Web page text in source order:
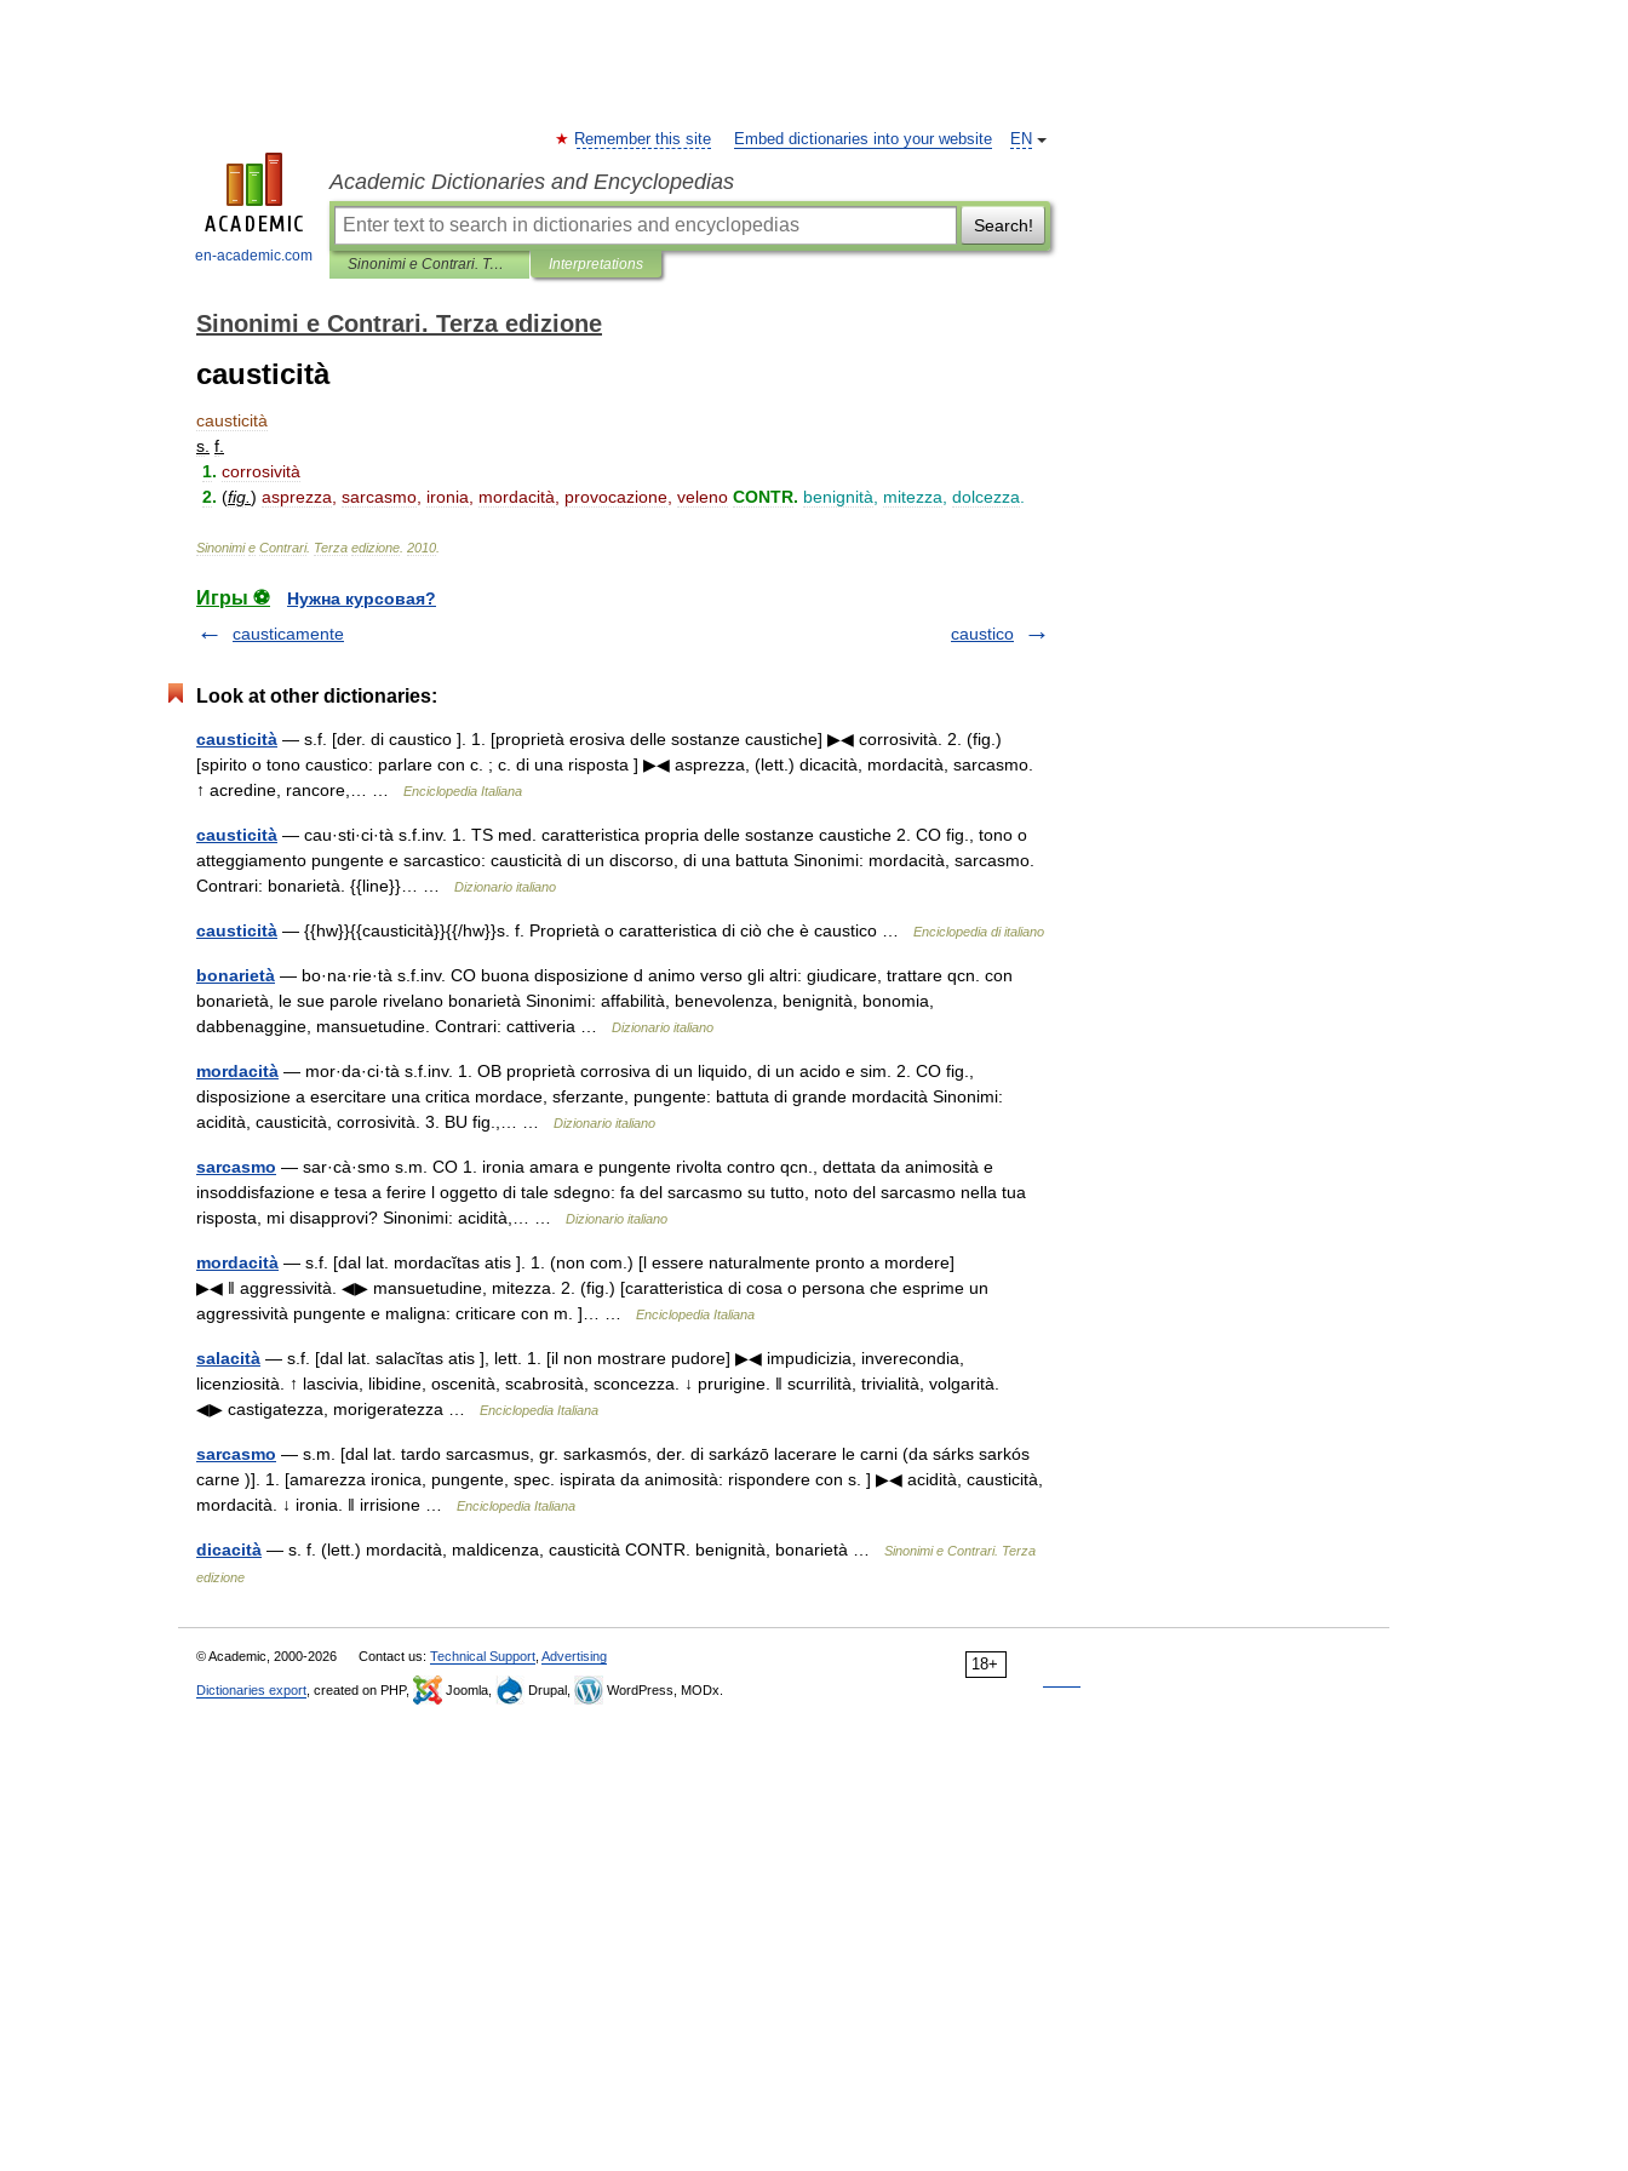
en-academic.com
EN
Remember this site Embed dictionaries into your website
Academic Dictionaries and Encyclopedias
Search!
Sinonimi e Contrari. Terza edizione Interpretations
Sinonimi e Contrari. Terza edizione
causticità
causticità
s f
1. corrosività
2. (fig ) asprezza sarcasmo ironia mordacità provocazione veleno CONTR. benignità mitezza dolcezza
Sinonimi e Contrari. Terza edizione 2010
Игры ⚽
Нужна курсовая?
causticamente
caustico
Look at other dictionaries:
causticità — s.f. [der. di caustico ]. 1. [proprietà erosiva delle sostanze caustiche] ▶◀ corrosività. 2. (fig.)
[spirito o tono caustico: parlare con c. ; c. di una risposta ] ▶◀ asprezza, (lett.) dicacità, mordacità, sarcasmo.
↑ acredine, rancore,… …
Enciclopedia Italiana
causticità — cau·sti·ci·tà s.f.inv. 1. TS med. caratteristica propria delle sostanze caustiche 2. CO fig., tono o
atteggiamento pungente e sarcastico: causticità di un discorso, di una battuta Sinonimi: mordacità, sarcasmo.
Contrari: bonarietà. {{line}}… …
Dizionario italiano
causticità — {{hw}}{{causticità}}{{/hw}}s. f. Proprietà o caratteristica di ciò che è caustico … Enciclopedia di italiano
bonarietà — bo·na·rie·tà s.f.inv. CO buona disposizione d animo verso gli altri: giudicare, trattare qcn. con
bonarietà, le sue parole rivelano bonarietà Sinonimi: affabilità, benevolenza, benignità, bonomia,
dabbenaggine, mansuetudine. Contrari: cattiveria …
Dizionario italiano
mordacità — mor·da·ci·tà s.f.inv. 1. OB proprietà corrosiva di un liquido, di un acido e sim. 2. CO fig.,
disposizione a esercitare una critica mordace, sferzante, pungente: battuta di grande mordacità Sinonimi:
acidità, causticità, corrosività. 3. BU fig.,… …
Dizionario italiano
sarcasmo — sar·cà·smo s.m. CO 1. ironia amara e pungente rivolta contro qcn., dettata da animosità e
insoddisfazione e tesa a ferire l oggetto di tale sdegno: fa del sarcasmo su tutto, noto del sarcasmo nella tua
risposta, mi disapprovi? Sinonimi: acidità,… …
Dizionario italiano
mordacità — s.f. [dal lat. mordacĭtas atis ]. 1. (non com.) [l essere naturalmente pronto a mordere]
▶◀ ‖ aggressività. ◀▶ mansuetudine, mitezza. 2. (fig.) [caratteristica di cosa o persona che esprime un
aggressività pungente e maligna: criticare con m. ]… …
Enciclopedia Italiana
salacità — s.f. [dal lat. salacĭtas atis ], lett. 1. [il non mostrare pudore] ▶◀ impudicizia, inverecondia,
licenziosità. ↑ lascivia, libidine, oscenità, scabrosità, sconcezza. ↓ prurigine. ‖ scurrilità, trivialità, volgarità.
◀▶ castigatezza, morigeratezza …
Enciclopedia Italiana
sarcasmo — s.m. [dal lat. tardo sarcasmus, gr. sarkasmós, der. di sarkázō lacerare le carni (da sárks sarkós
carne )]. 1. [amarezza ironica, pungente, spec. ispirata da animosità: rispondere con s. ] ▶◀ acidità, causticità,
mordacità. ↓ ironia. ‖ irrisione …
Enciclopedia Italiana
dicacità — s. f. (lett.) mordacità, maldicenza, causticità CONTR. benignità, bonarietà …
Sinonimi e Contrari. Terza
edizione
18+
© Academic, 2000-2026 Contact us: Technical Support Advertising
Dictionaries export , created on PHP, Joomla, Drupal, WordPress, MODx.